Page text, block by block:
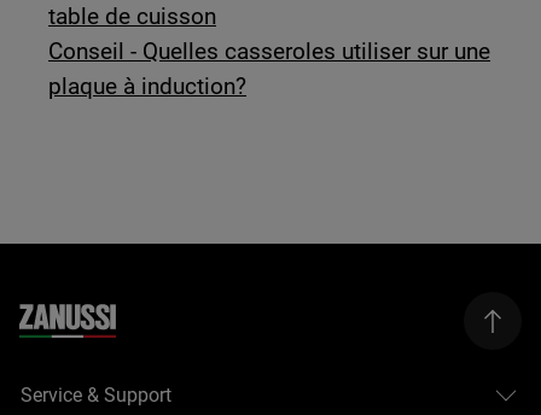
table de cuisson
Conseil - Quelles casseroles utiliser sur une
plaque à induction?
Service & Support